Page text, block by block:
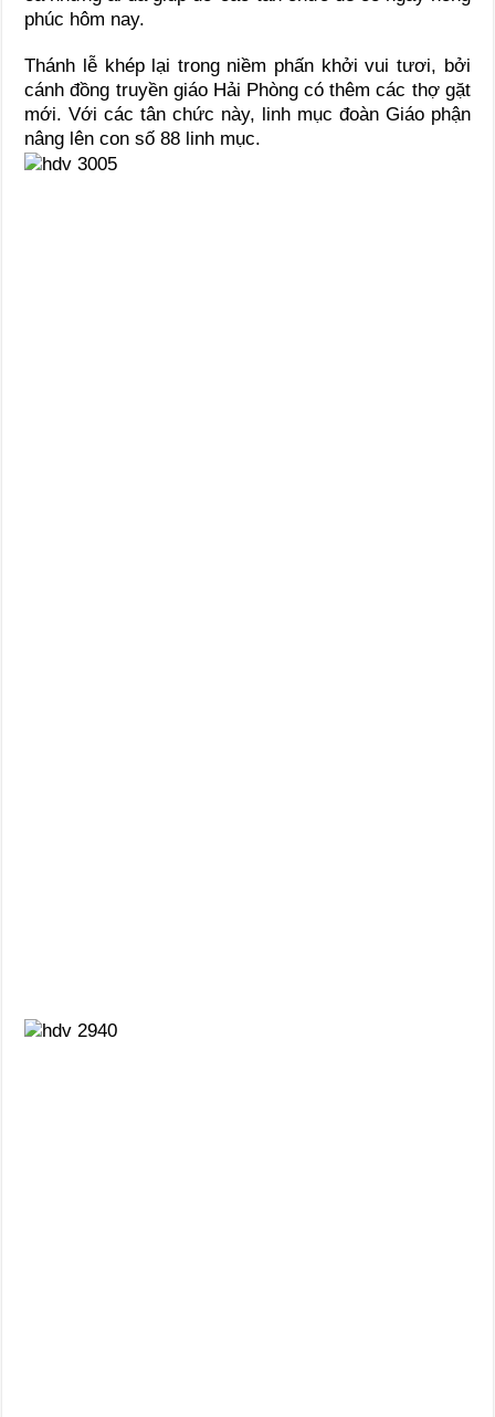
phúc hôm nay.
Thánh lễ khép lại trong niềm phấn khởi vui tươi, bởi
cánh đồng truyền giáo Hải Phòng có thêm các thợ gặt
mới. Với các tân chức này, linh mục đoàn Giáo phận
nâng lên con số 88 linh mục.